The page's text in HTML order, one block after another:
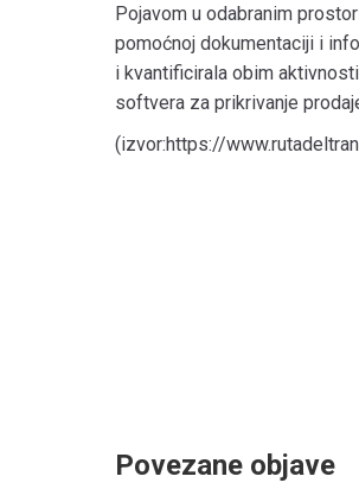
Pojavom u odabranim
pomoćnoj dokumentaciji i
i kvantificirala obim
softvera za prikrivanje
(izvor:https://
Povezane objave